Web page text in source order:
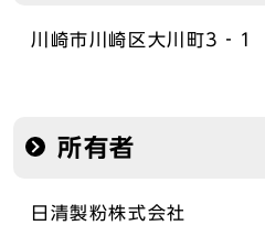
川崎市川崎区大川町3‐1
所有者
日清製粉株式会社